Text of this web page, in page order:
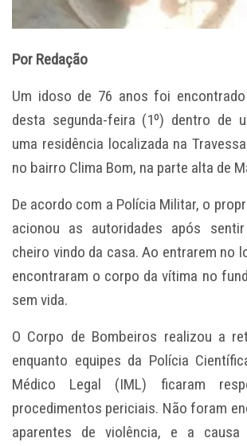
Por Redação
Um idoso de 76 anos foi
desta segunda-feira (1º) dentro de
uma residência localizada na
no bairro Clima Bom, na parte alta de
De acordo com a Polícia Militar, o
acionou as autoridades após
cheiro vindo da casa. Ao entrarem no
encontraram o corpo da vítima no
sem vida.
O Corpo de Bombeiros realizou a
enquanto equipes da Polícia
Médico Legal (IML) ficaram
procedimentos periciais. Não foram
aparentes de violência, e a